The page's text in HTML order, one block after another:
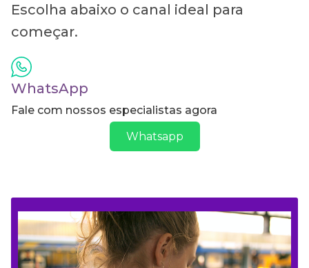
Escolha abaixo o canal ideal para
começar.
WhatsApp
Fale com nossos especialistas agora
Whatsapp